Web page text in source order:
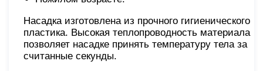
Насадка изготовлена из прочного гигиенического
пластика. Высокая теплопроводность материала
позволяет насадке принять температуру тела за
считанные секунды.